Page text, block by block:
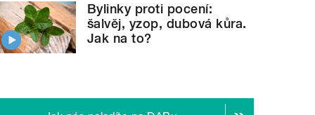
Bylinky proti pocení:
šalvěj, yzop, dubová kůra.
Jak na to?